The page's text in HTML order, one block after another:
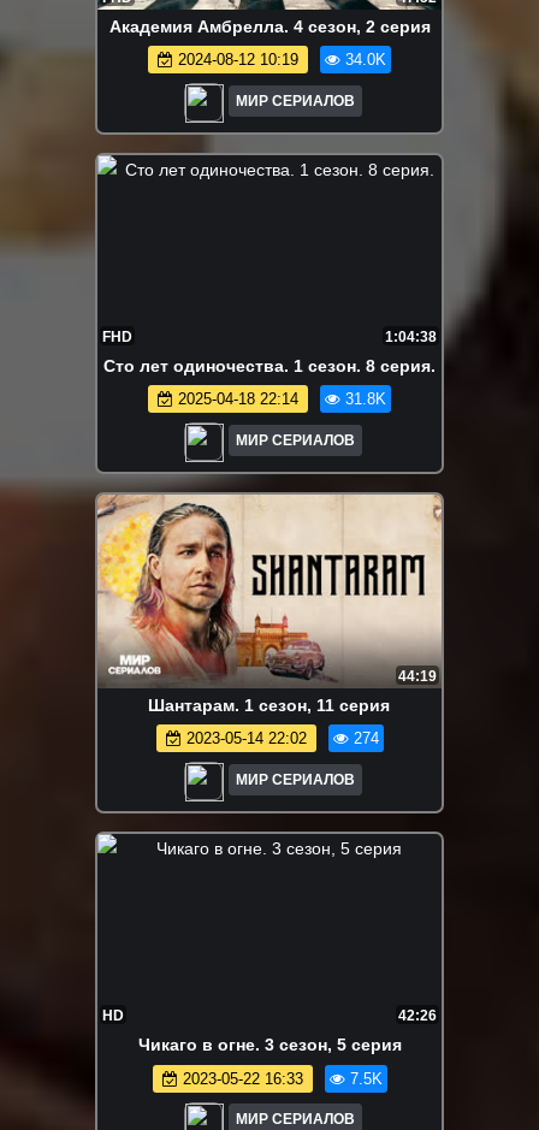
Акaдемия Амбрeлла. 4 сезон, 2 серия
2024-08-12 10:19 34.0K
МИР СЕРИАЛОВ
FHD 1:04:38
Сто лет одиночества. 1 сезон. 8 серия.
2025-04-18 22:14 31.8K
МИР СЕРИАЛОВ
44:19
Шaнтapaм. 1 сезон, 11 серия
2023-05-14 22:02 274
МИР СЕРИАЛОВ
HD 42:26
Чикаго в огне. 3 сезон, 5 серия
2023-05-22 16:33 7.5K
МИР СЕРИАЛОВ